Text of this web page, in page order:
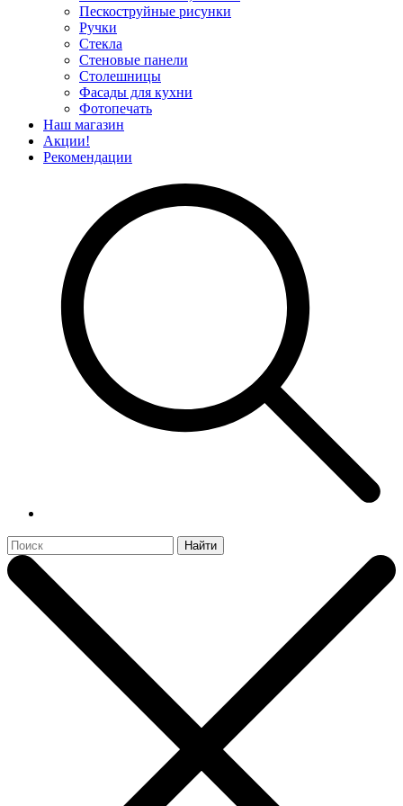
Пескоструйные рисунки
Ручки
Стекла
Стеновые панели
Столешницы
Фасады для кухни
Фотопечать
Наш магазин
Акции!
Рекомендации
Найти